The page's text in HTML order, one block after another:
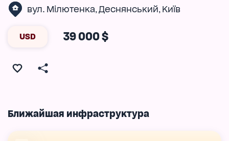
вул. Мілютенка, Деснянський, Київ
USD 39 000 $
Ближайшая инфраструктура